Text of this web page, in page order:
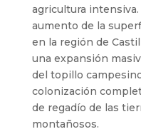
agricultura intensiva.
aumento de la
en la región de
una expansión
del topillo
colonización
de regadío de las
montañosos.